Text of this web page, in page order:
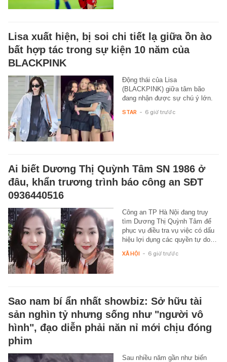
Lisa xuất hiện, bị soi chi tiết lạ giữa ồn ào
bất hợp tác trong sự kiện 10 năm của
BLACKPINK
Động thái của Lisa
(BLACKPINK) giữa tâm bão
đang nhận được sự chú ý lớn.
STAR - 6 giờ trước
Ai biết Dương Thị Quỳnh Tâm SN 1986 ở
đâu, khẩn trương trình báo công an SĐT
0936440516
Công an TP Hà Nội đang truy
tìm Dương Thị Quỳnh Tâm để
phục vụ điều tra vụ việc có dấu
hiệu lợi dụng các quyền tự do…
XÃ HỘI - 6 giờ trước
Sao nam bí ẩn nhất showbiz: Sở hữu tài
sản nghìn tỷ nhưng sống như "người vô
hình", đạo diễn phải năn nỉ mới chịu đóng
phim
Sau nhiều năm gần như biến